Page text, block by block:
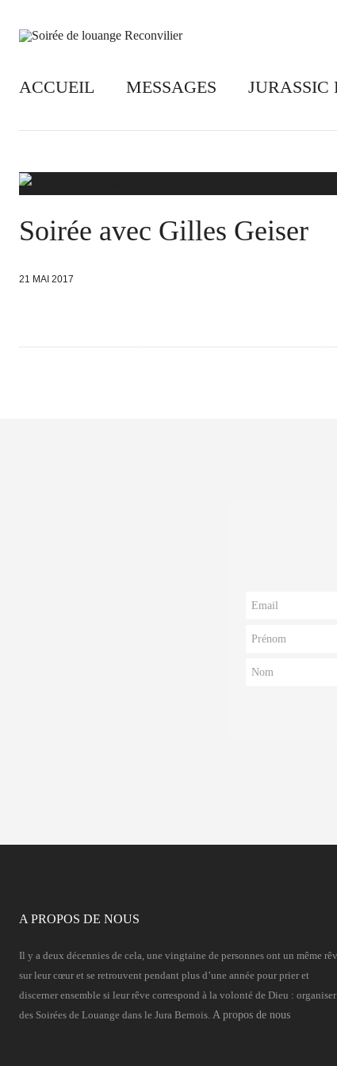
ACCUEIL MESSAGES JURASSIC
Soirée avec Gilles Geiser
21 MAI 2017
A PROPOS DE NOUS
Il y a deux décennies de cela, une vingtaine de personnes ont un même
sur leur cœur et se retrouvent pendant plus d’une année pour prier et
discerner ensemble si leur rêve correspond à la volonté de Dieu : organiser
des Soirées de Louange dans le Jura Bernois. A propos de nous